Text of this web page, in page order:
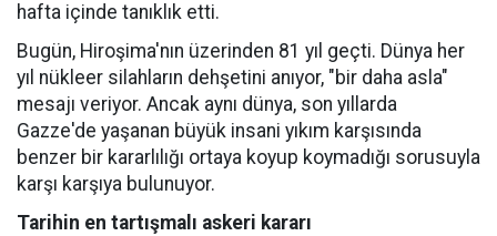
hafta içinde tanıklık etti.
Bugün, Hiroşima'nın üzerinden 81 yıl geçti. Dünya her
yıl nükleer silahların dehşetini anıyor, "bir daha asla"
mesajı veriyor. Ancak aynı dünya, son yıllarda
Gazze'de yaşanan büyük insani yıkım karşısında
benzer bir kararlılığı ortaya koyup koymadığı sorusuyla
karşı karşıya bulunuyor.
Tarihin en tartışmalı askeri kararı